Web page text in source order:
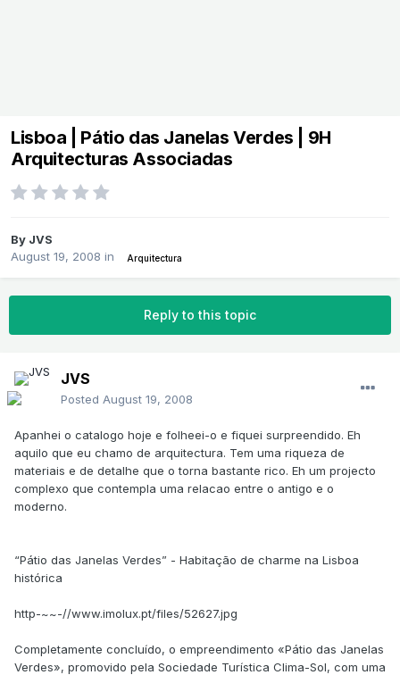
Lisboa | Pátio das Janelas Verdes | 9H
Arquitecturas Associadas
By JVS
August 19, 2008 in Arquitectura
Reply to this topic
JVS
Posted August 19, 2008
Apanhei o catalogo hoje e folheei-o e fiquei surpreendido. Eh
aquilo que eu chamo de arquitectura. Tem uma riqueza de
materiais e de detalhe que o torna bastante rico. Eh um projecto
complexo que contempla uma relacao entre o antigo e o
moderno.
“Pátio das Janelas Verdes” - Habitação de charme na Lisboa
histórica
http-~~-//www.imolux.pt/files/52627.jpg
Completamente concluído, o empreendimento «Pátio das Janelas
Verdes», promovido pela Sociedade Turística Clima-Sol, com uma